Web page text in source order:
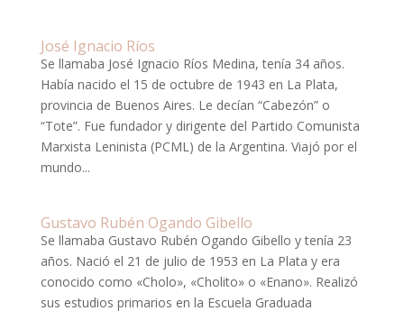
José Ignacio Ríos
Se llamaba José Ignacio Ríos Medina, tenía 34 años.
Había nacido el 15 de octubre de 1943 en La Plata,
provincia de Buenos Aires. Le decían “Cabezón” o
“Tote”. Fue fundador y dirigente del Partido Comunista
Marxista Leninista (PCML) de la Argentina. Viajó por el
mundo...
Gustavo Rubén Ogando Gibello
Se llamaba Gustavo Rubén Ogando Gibello y tenía 23
años. Nació el 21 de julio de 1953 en La Plata y era
conocido como «Cholo», «Cholito» o «Enano». Realizó
sus estudios primarios en la Escuela Graduada